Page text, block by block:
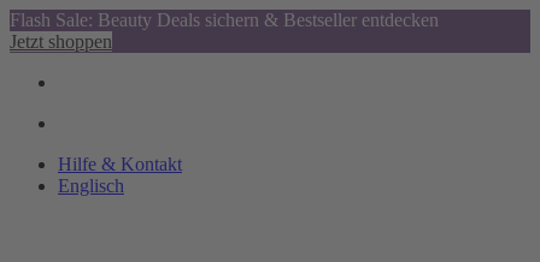
Flash Sale: Beauty Deals sichern & Bestseller entdecken
Jetzt shoppen
Hilfe & Kontakt
Englisch